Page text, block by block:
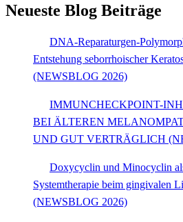
Neueste Blog Beiträge
DNA-Reparaturgen-
Entstehung seborrhoischer
(NEWSBLOG 2026)
IMMUNCHECKPOINT-
BEI ÄLTEREN
UND GUT VERTRÄGLICH
Doxycyclin und Minocyclin
Systemtherapie beim gingivalen
(NEWSBLOG 2026)